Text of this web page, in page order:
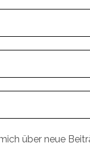
über neue